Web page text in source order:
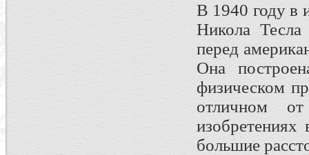
В 1940 году в
Никола Тесла
перед
Она
физическом
отличном
изобретениях
большие